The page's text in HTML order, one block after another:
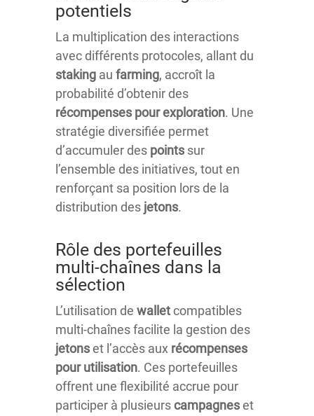
potentiels
La multiplication des interactions
avec différents protocoles, allant du
staking au farming, accroît la
probabilité d’obtenir des
récompenses pour exploration. Une
stratégie diversifiée permet
d’accumuler des points sur
l’ensemble des initiatives, tout en
renforçant sa position lors de la
distribution des jetons.
Rôle des portefeuilles
multi-chaînes dans la
sélection
L’utilisation de walletcompatibles
multi-chaînes facilite la gestion des
jetonset l’accès aux récompenses
pour utilisation. Ces portefeuilles
offrent une flexibilité accrue pour
participer à plusieurscampagneset